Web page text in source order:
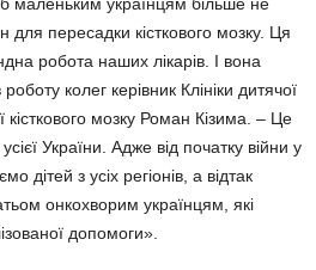
українцям більше не
для пересадки кісткового мозку. Ця
робота наших лікарів. І вона
колег керівник Клініки дитячої
кісткового мозку Роман Кізима. – Це
України. Адже від початку війни у
дітей з усіх регіонів, а відтак
онкохворим українцям, які
допомоги».